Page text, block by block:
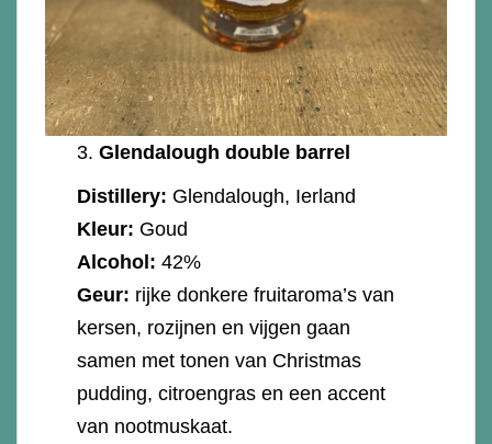
3.Glendalough double barrel
Distillery: Glendalough, Ierland
Kleur: Goud
Alcohol: 42%
Geur: rijke donkere fruitaroma’s van
kersen, rozijnen en vijgen gaan
samen met tonen van Christmas
pudding, citroengras en een accent
van nootmuskaat.